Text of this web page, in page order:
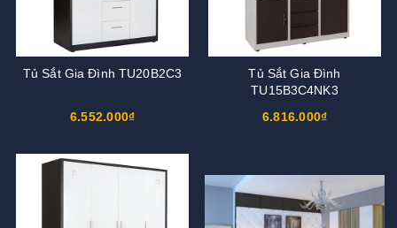
Tủ Sắt Gia Đình TU20B2C3
6.552.000₫
Tủ Sắt Gia Đình
TU15B3C4NK3
6.816.000₫